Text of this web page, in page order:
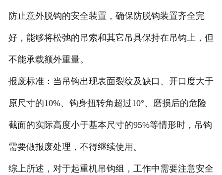
防止意外脱钩的安全装置，确保防脱钩装置齐全完
好，能够将松弛的吊索和其它吊具保持在吊钩上，但
不能承载额外重量。
报废标准：当吊钩出现表面裂纹及缺口、开口度大于
原尺寸的10%、钩身扭转角超过10°、磨损后的危险
截面的实际高度小于基本尺寸的95%等情形时，吊钩
需要做报废处理，不得继续使用。
综上所述，对于起重机吊钩组，工作中需要注意安全